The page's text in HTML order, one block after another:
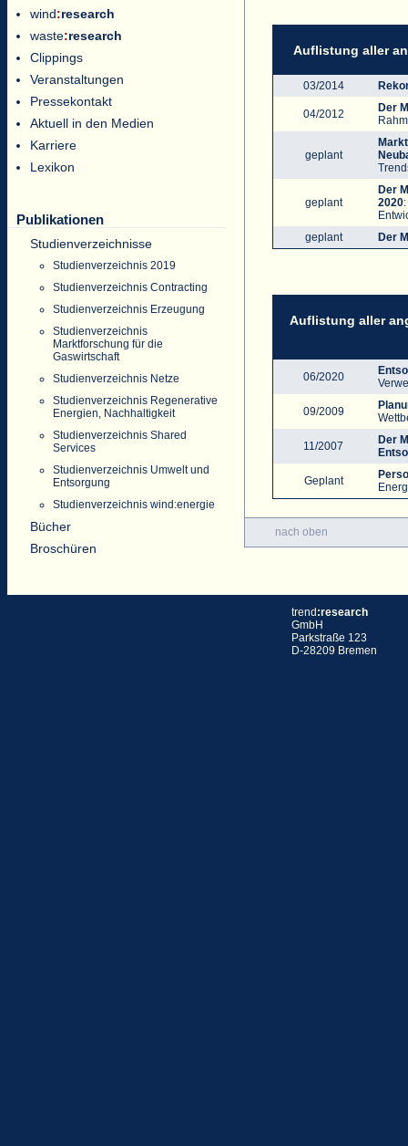
wind:research
waste:research
Clippings
Veranstaltungen
Pressekontakt
Aktuell in den Medien
Karriere
Lexikon
Publikationen
Studienverzeichnisse
Studienverzeichnis 2019
Studienverzeichnis Contracting
Studienverzeichnis Erzeugung
Studienverzeichnis
Marktforschung für die
Gaswirtschaft
Studienverzeichnis Netze
Studienverzeichnis Regenerative
Energien, Nachhaltigkeit
Studienverzeichnis Shared
Services
Studienverzeichnis Umwelt und
Entsorgung
Studienverzeichnis wind:energie
Bücher
Broschüren
Auflistung aller
03/2014
04/2012
Der
geplant
geplant
Der
2020
geplant
Der
Auflistung aller
06/2020
09/2009
11/2007
Der
Geplant
nach oben
trend :research
GmbH
Parkstraße 123
D-28209 Bremen